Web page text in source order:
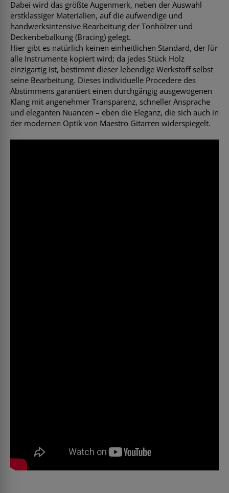
Dabei wird das größte Augenmerk, neben der Auswahl
erstklassiger Materialien, auf die aufwendige und
handwerksintensive Bearbeitung der Tonhölzer und
Deckenbebalkung (Bracing) gelegt.
Hier gibt es natürlich keinen einheitlichen Standard, der für
alle Instrumente kopiert wird; da jedes Stück Holz
einzigartig ist, bestimmt dieser lebendige Werkstoff selbst
seine Bearbeitung. Dieses individuelle Procedere des
Abstimmens garantiert einen durchgängig ausgewogenen
Klang mit angenehmer Transparenz, schneller Ansprache
und eleganten Nuancen – eben die Eleganz, die sich auch in
der modernen Optik von Maestro Gitarren widerspiegelt.